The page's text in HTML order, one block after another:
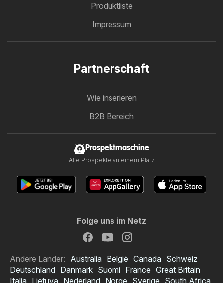
Produktliste
Impressum
Partnerschaft
Wie inserieren
B2B Bereich
Prospektmaschine
Alle Prospekte an einem Platz
Folge uns im Netz
Andere Länder: Australia België Canada Schweiz
Deutschland Danmark Suomi France Great Britain
Italia Lietuva Nederland Norge Sverige South Africa